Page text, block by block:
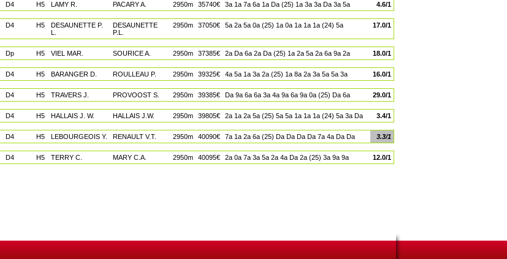
D4 H5 LAMY R. PACARY A. 2950m 35740€ 3a 1a 7a 6a 1a Da (25) 1a 3a 3a Da 3a 5a 4.6/1
D4 H5
DESAUNETTE P.
L.
DESAUNETTE
P.L.
2950m 37050€ 5a 2a 5a 0a (25) 1a 0a 1a 1a 1a (24) 5a 17.0/1
Dp H5 VIEL MAR. SOURICE A. 2950m 37385€ 2a Da 6a 2a Da (25) 1a 2a 5a 2a 6a 9a 2a 18.0/1
D4 H5 BARANGER D. ROULLEAU P. 2950m 39325€ 4a 5a 1a 3a 2a (25) 1a 8a 2a 3a 5a 5a 3a 16.0/1
D4 H5 TRAVERS J. PROVOOST S. 2950m 39385€ Da 9a 6a 6a 3a 4a 9a 6a 9a 0a (25) Da 6a 29.0/1
D4 H5 HALLAIS J. W. HALLAIS J.W. 2950m 39805€ 2a 1a 2a 5a (25) 5a 5a 1a 1a 1a (24) 5a 3a Da 3.4/1
D4 H5 LEBOURGEOIS Y. RENAULT V.T. 2950m 40090€ 7a 1a 2a 6a (25) Da Da Da Da 7a 4a Da Da 3.3/1
D4 H5 TERRY C. MARY C.A. 2950m 40095€ 2a 0a 7a 3a 5a 2a 4a Da 2a (25) 3a 9a 9a 12.0/1